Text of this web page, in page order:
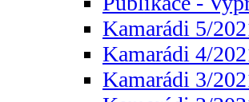
Kamarádi 5/
Kamarádi 4/
Kamarádi 3/